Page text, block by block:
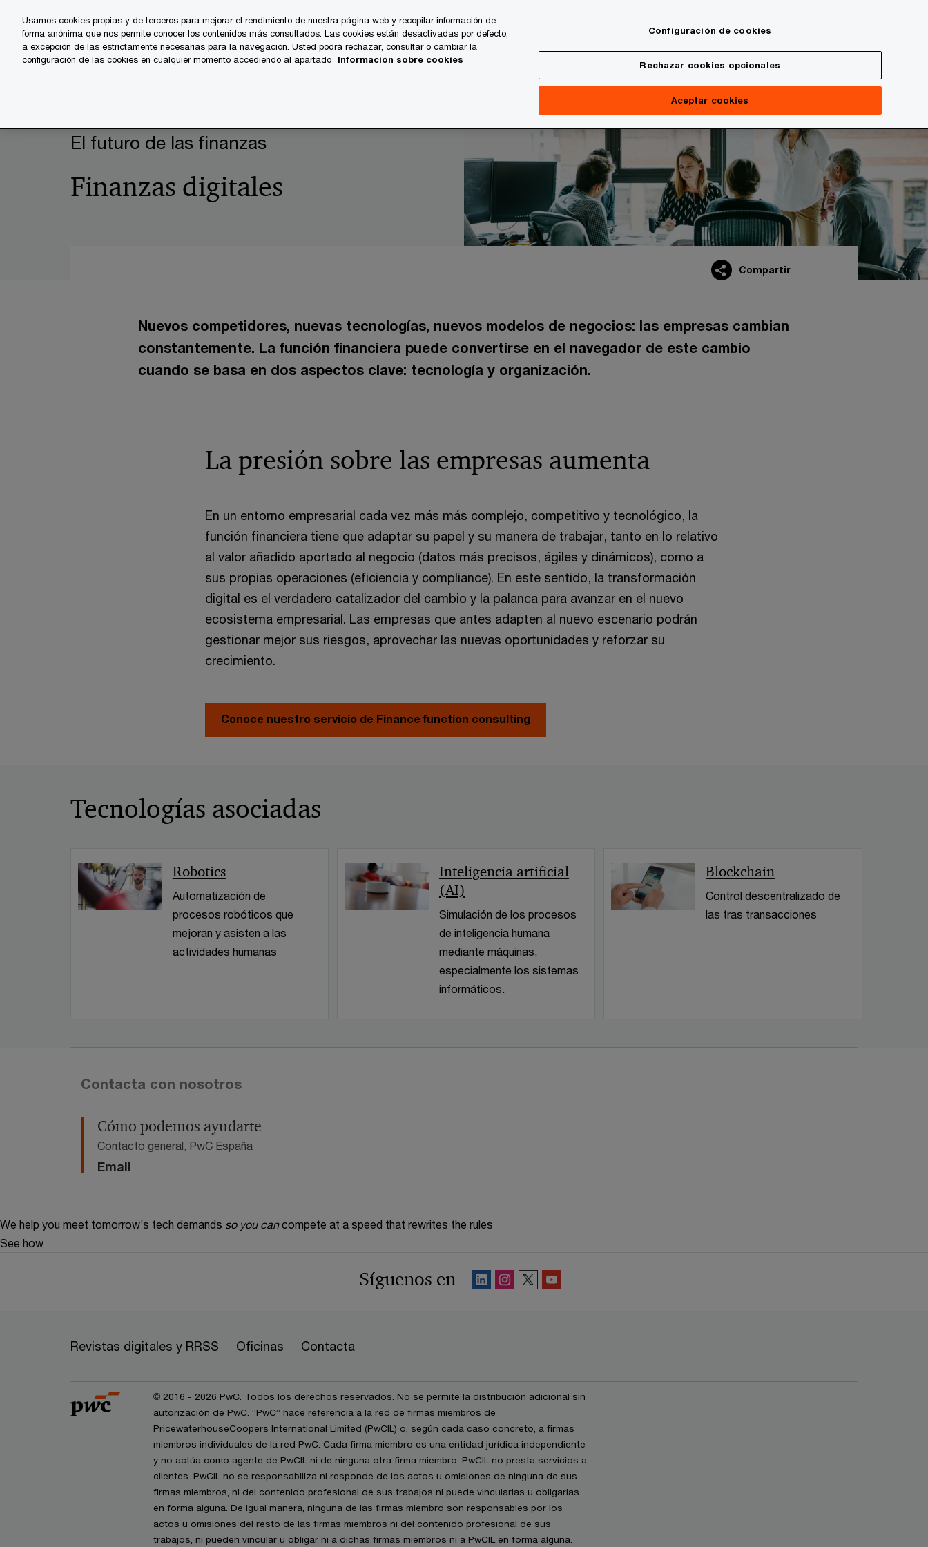
content
footer
Servicios Sectores Temas clave Quiénes somos
El futuro de las finanzas
Finanzas digitales
Compartir
Nuevos competidores, nuevas tecnologías, nuevos modelos de negocios: las empresas cambian
constantemente. La función financiera puede convertirse en el navegador de este cambio
cuando se basa en dos aspectos clave: tecnología y organización.
La presión sobre las empresas aumenta
En un entorno empresarial cada vez más más complejo, competitivo y tecnológico, la
función financiera tiene que adaptar su papel y su manera de trabajar, tanto en lo relativo
al valor añadido aportado al negocio (datos más precisos, ágiles y dinámicos), como a
sus propias operaciones (eficiencia y compliance). En este sentido, la transformación
digital es el verdadero catalizador del cambio y la palanca para avanzar en el nuevo
ecosistema empresarial. Las empresas que antes adapten al nuevo escenario podrán
gestionar mejor sus riesgos, aprovechar las nuevas oportunidades y reforzar su
crecimiento.
Conoce nuestro servicio de Finance function consulting
Tecnologías asociadas
Robotics
Automatización de
procesos robóticos que
mejoran y asisten a las
actividades humanas
Inteligencia artificial
(AI)
Simulación de los procesos
de inteligencia humana
mediante máquinas,
especialmente los sistemas
informáticos.
Blockchain
Control descentralizado de
las tras transacciones
Contacta con nosotros
Cómo podemos ayudarte
Contacto general, PwC España
Email
We help you meet tomorrow’s tech demands so you can compete at a speed that rewrites the rules
See how
Síguenos en
Revistas digitales y RRSS Oficinas Contacta
© 2016 - 2026 PwC. Todos los derechos reservados. No se permite la distribución adicional sin
autorización de PwC. “PwC” hace referencia a la red de firmas miembros de
PricewaterhouseCoopers International Limited (PwCIL) o, según cada caso concreto, a firmas
miembros individuales de la red PwC. Cada firma miembro es una entidad jurídica independiente
y no actúa como agente de PwCIL ni de ninguna otra firma miembro. PwCIL no presta servicios a
clientes. PwCIL no se responsabiliza ni responde de los actos u omisiones de ninguna de sus
firmas miembros, ni del contenido profesional de sus trabajos ni puede vincularlas u obligarlas
en forma alguna. De igual manera, ninguna de las firmas miembro son responsables por los
actos u omisiones del resto de las firmas miembros ni del contenido profesional de sus
trabajos, ni pueden vincular u obligar ni a dichas firmas miembros ni a PwCIL en forma alguna.
Usamos cookies propias y de terceros para mejorar el rendimiento de nuestra página web y recopilar información de
forma anónima que nos permite conocer los contenidos más consultados. Las cookies están desactivadas por defecto,
a excepción de las estrictamente necesarias para la navegación. Usted podrá rechazar, consultar o cambiar la
configuración de las cookies en cualquier momento accediendo al apartado
Información sobre cookies
Configuración de cookies
Rechazar cookies opcionales
Aceptar cookies